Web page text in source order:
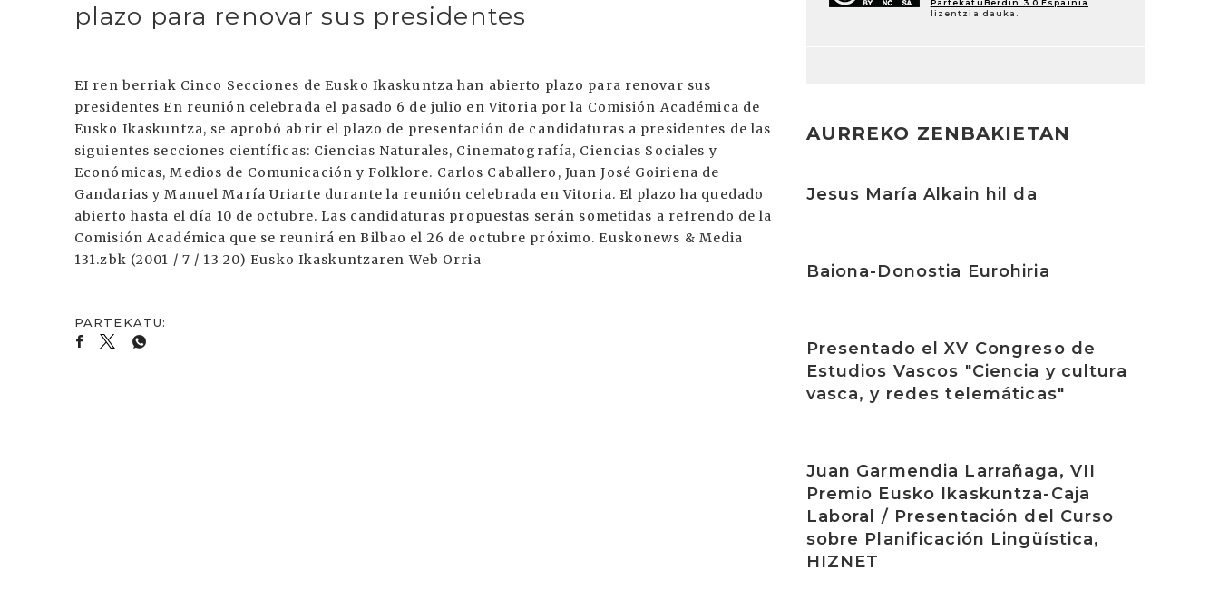
plazo para renovar sus presidentes
EI ren berriak Cinco Secciones de Eusko Ikaskuntza han abierto plazo para renovar sus
presidentes En reunión celebrada el pasado 6 de julio en Vitoria por la Comisión Académica de
Eusko Ikaskuntza, se aprobó abrir el plazo de presentación de candidaturas a presidentes de las
siguientes secciones científicas: Ciencias Naturales, Cinematografía, Ciencias Sociales y
Económicas, Medios de Comunicación y Folklore. Carlos Caballero, Juan José Goiriena de
Gandarias y Manuel María Uriarte durante la reunión celebrada en Vitoria. El plazo ha quedado
abierto hasta el día 10 de octubre. Las candidaturas propuestas serán sometidas a refrendo de la
Comisión Académica que se reunirá en Bilbao el 26 de octubre próximo. Euskonews & Media
131.zbk (2001 / 7 / 13 20) Eusko Ikaskuntzaren Web Orria
PartekatuBerdin 3.0 Espainia
lizentzia dauka.
AURREKO ZENBAKIETAN
Jesus María Alkain hil da
Baiona-Donostia Eurohiria
Presentado el XV Congreso de
Estudios Vascos "Ciencia y cultura
vasca, y redes telemáticas"
Juan Garmendia Larrañaga, VII
Premio Eusko Ikaskuntza-Caja
Laboral / Presentación del Curso
sobre Planificación Lingüística,
HIZNET